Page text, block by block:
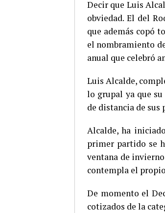
Decir que Luis
obviedad. El del
que además copó
el nombramiento
anual que celebró
Luis Alcalde,
lo grupal ya que
de distancia de sus
Alcalde, ha
primer partido se
ventana de
contempla el
De momento el
cotizados de la